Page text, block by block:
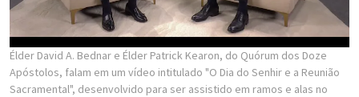
Élder David A. Bednar e Élder Patrick Kearon, do Quórum dos Doze
Apóstolos, falam em um vídeo intitulado "O Dia do Senhir e a Reunião
Sacramental", desenvolvido para ser assistido em ramos e alas no